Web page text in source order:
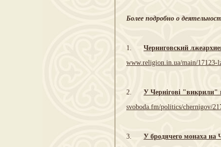
Более подробно о
1. Черниговский
www.religion.in.ua/main/17123-
2.
У Чернігові "викрили"
svoboda.fm/politics/chernigov/
3. У бродячего монаха на